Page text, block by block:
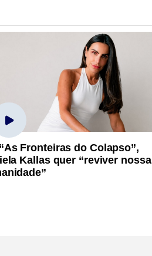
Fronteiras do Colapso”,
Kallas quer “reviver nossa